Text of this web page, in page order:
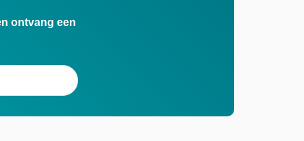
ontvang een